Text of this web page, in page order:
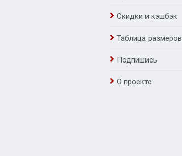
Скидки и кэшбэк
Таблица размеров
Подпишись
О проекте